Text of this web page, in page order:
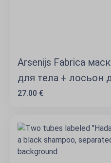
Arsenijs Fabrica
для тела + лосьон
27.00 €